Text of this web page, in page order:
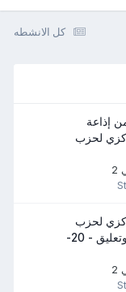
كل الانشطه
إذاعة
لحزب
لحزب
التحرير - سلسة خبر وتعليق - 20-